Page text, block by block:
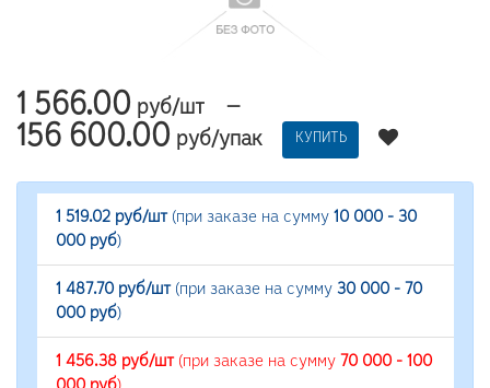
1 566.00 руб/шт —
156 600.00 руб/упак КУПИТЬ
1 519.02 руб/шт(при заказе на сумму 10 000 - 30
000 руб)
1 487.70 руб/шт(при заказе на сумму 30 000 - 70
000 руб)
1 456.38 руб/шт(при заказе на сумму 70 000 - 100